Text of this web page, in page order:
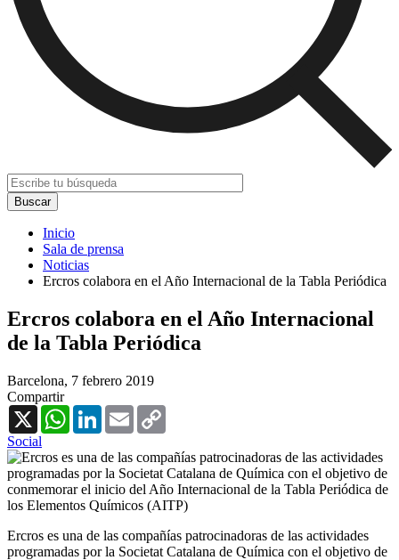
Inicio
Sala de prensa
Noticias
Ercros colabora en el Año Internacional de la Tabla Periódica
Ercros colabora en el Año Internacional
de la Tabla Periódica
Barcelona, 7 febrero 2019
Compartir
X
WhatsAppLinkedInEmail
Social
Ercros es una de las compañías patrocinadoras de las actividades
programadas por la Societat Catalana de Química con el objetivo de